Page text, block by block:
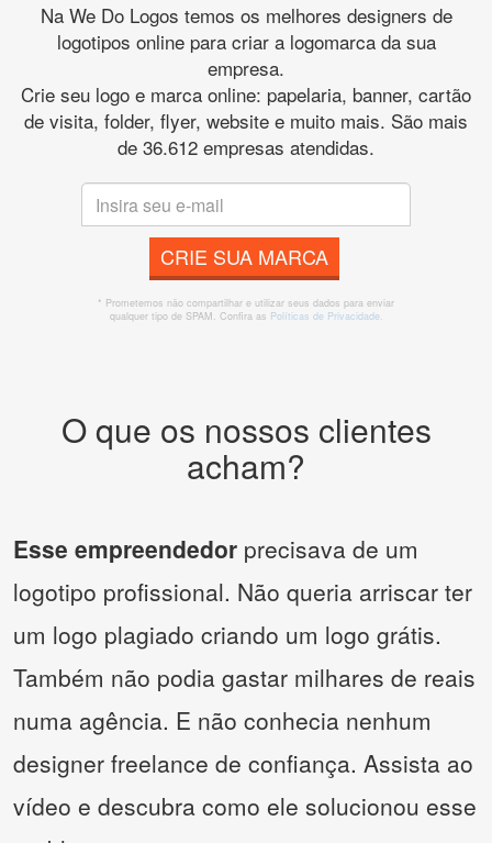
Na We Do Logos temos os melhores designers de
logotipos online para criar a logomarca da sua
empresa.
Crie seu logo e marca online: papelaria, banner, cartão
de visita, folder, flyer, website e muito mais. São mais
de 36.612 empresas atendidas.
CRIE SUA MARCA
* Prometemos não compartilhar e utilizar seus dados para enviar
qualquer tipo de SPAM. Confira as Políticas de Privacidade.
O que os nossos clientes
acham?
Esse empreendedor precisava de um
logotipo profissional. Não queria arriscar ter
um logo plagiado criando um logo grátis.
Também não podia gastar milhares de reais
numa agência. E não conhecia nenhum
designer freelance de confiança. Assista ao
vídeo e descubra como ele solucionou esse